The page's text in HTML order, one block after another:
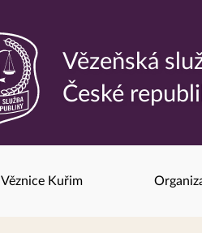
Vězeňská
České
Věznice Kuřim